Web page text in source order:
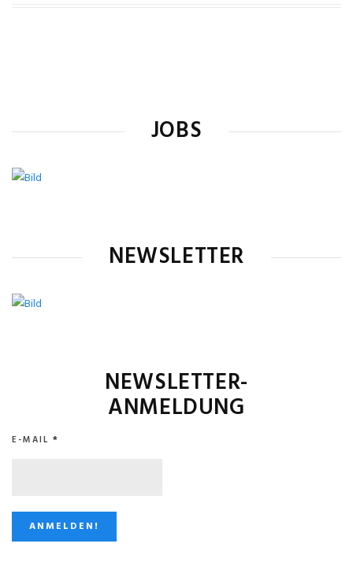
JOBS
NEWSLETTER
NEWSLETTER-
ANMELDUNG
E-MAIL *